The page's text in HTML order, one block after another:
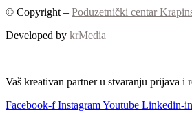
© Copyright – Poduzetnički centar
Developed by krMedia
Vaš kreativan partner u stvaranju prijava i
Facebook-f InstagramYoutube Linkedin-in